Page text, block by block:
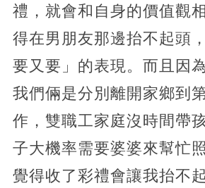
禮，就會和自身的價值觀
得在男朋友那邊抬不起頭
要又要」的表現。而且因
我們倆是分別離開家鄉到
作，雙職工家庭沒時間帶
子大機率需要婆婆來幫忙
覺得收了彩禮會讓我抬不